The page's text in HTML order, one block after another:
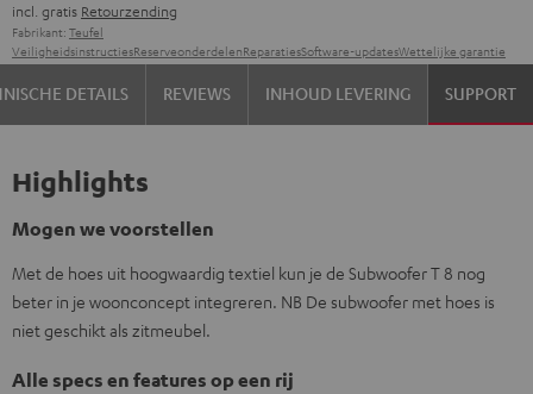
incl. gratis Retourzending
Fabrikant: Teufel
VeiligheidsinstructiesReserveonderdelenReparatiesSoftware-updatesWettelijke garantie
DETAILS REVIEWS INHOUD LEVERING SUPPORT
Highlights
Mogen we voorstellen
Met de hoes uit hoogwaardig textiel kun je de Subwoofer T 8 nog
beter in je woonconcept integreren. NB De subwoofer met hoes is
niet geschikt als zitmeubel.
Alle specs en features op een rij